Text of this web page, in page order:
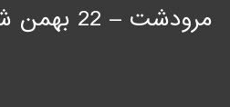
مرودشت – 22 بهمن شمالی